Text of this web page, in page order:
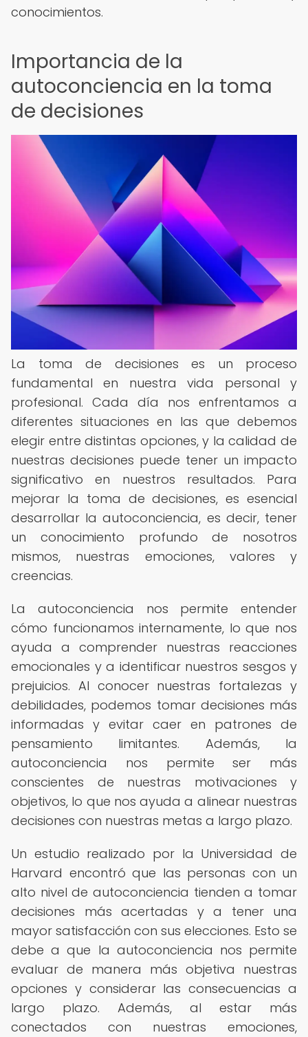
conocimientos.
Importancia de la
autoconciencia en la toma
de decisiones
La toma de decisiones es un proceso
fundamental en nuestra vida personal y
profesional. Cada día nos enfrentamos a
diferentes situaciones en las que debemos
elegir entre distintas opciones, y la calidad de
nuestras decisiones puede tener un impacto
significativo en nuestros resultados. Para
mejorar la toma de decisiones, es esencial
desarrollar la autoconciencia, es decir, tener
un conocimiento profundo de nosotros
mismos, nuestras emociones, valores y
creencias.
La autoconciencia nos permite entender
cómo funcionamos internamente, lo que nos
ayuda a comprender nuestras reacciones
emocionales y a identificar nuestros sesgos y
prejuicios. Al conocer nuestras fortalezas y
debilidades, podemos tomar decisiones más
informadas y evitar caer en patrones de
pensamiento limitantes. Además, la
autoconciencia nos permite ser más
conscientes de nuestras motivaciones y
objetivos, lo que nos ayuda a alinear nuestras
decisiones con nuestras metas a largo plazo.
Un estudio realizado por la Universidad de
Harvard encontró que las personas con un
alto nivel de autoconciencia tienden a tomar
decisiones más acertadas y a tener una
mayor satisfacción con sus elecciones. Esto se
debe a que la autoconciencia nos permite
evaluar de manera más objetiva nuestras
opciones y considerar las consecuencias a
largo plazo. Además, al estar más
conectados con nuestras emociones,